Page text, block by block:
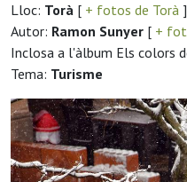
Lloc: Torà [ + fotos de Torà ]
Autor: Ramon Sunyer [ +
Inclosa a l'àlbum Els colors
Tema: Turisme